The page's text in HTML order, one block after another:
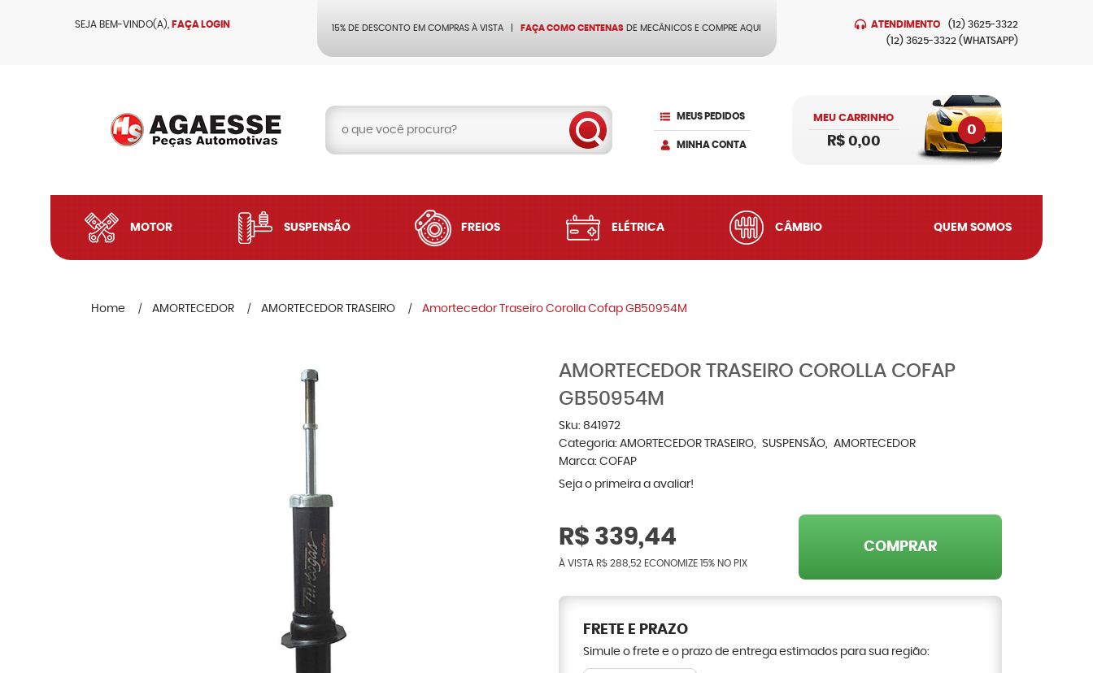
SEJA BEM-VINDO(A), FAÇA LOGIN 15% DE DESCONTO EM COMPRAS À VISTA FAÇA COMO CENTENAS DE MECÂNICOS E COMPRE AQUI ATENDIMENTO (12) 3625-3322
(12) 3625-3322 (WHATSAPP)
MEUS PEDIDOS
MINHA CONTA
MEU CARRINHO
0
R$ 0,00
MOTOR SUSPENSÃO FREIOS ELÉTRICA CÂMBIO QUEM SOMOS
Home AMORTECEDOR AMORTECEDOR TRASEIRO Amortecedor Traseiro Corolla Cofap GB50954M
AMORTECEDOR TRASEIRO COROLLA COFAP
GB50954M
Sku: 841972
Categoria: AMORTECEDOR TRASEIRO SUSPENSÃO
AMORTECEDOR
Marca: COFAP
Seja o primeira a avaliar!
R$ 339,44
À VISTA R$ 288,52 ECONOMIZE 15% NO PIX
COMPRAR
FRETE E PRAZO
Simule o frete e o prazo de entrega estimados para sua região: